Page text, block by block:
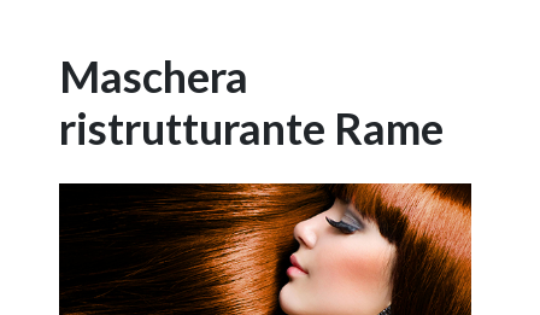
Maschera
ristrutturante Rame